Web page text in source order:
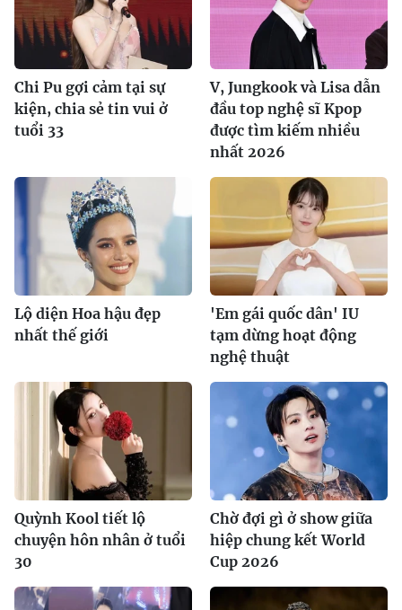
Chi Pu gợi cảm tại sự
kiện, chia sẻ tin vui ở
tuổi 33
V, Jungkook và Lisa dẫn
đầu top nghệ sĩ Kpop
được tìm kiếm nhiều
nhất 2026
Lộ diện Hoa hậu đẹp
nhất thế giới
'Em gái quốc dân' IU
tạm dừng hoạt động
nghệ thuật
Quỳnh Kool tiết lộ
chuyện hôn nhân ở tuổi
30
Chờ đợi gì ở show giữa
hiệp chung kết World
Cup 2026